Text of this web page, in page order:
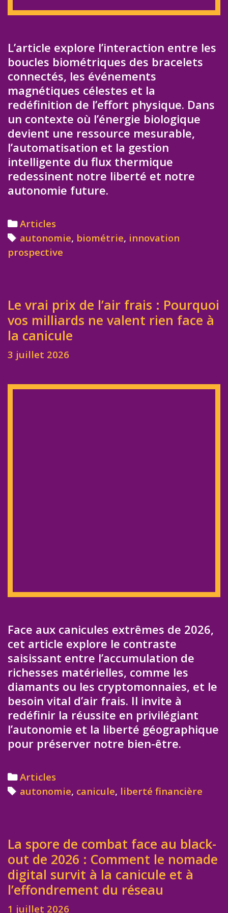
L’article explore l’interaction entre les
boucles biométriques des bracelets
connectés, les événements
magnétiques célestes et la
redéfinition de l’effort physique. Dans
un contexte où l’énergie biologique
devient une ressource mesurable,
l’automatisation et la gestion
intelligente du flux thermique
redessinent notre liberté et notre
autonomie future.
Categories
Articles
Tags
autonomie, biométrie, innovation
prospective
Le vrai prix de l’air frais : Pourquoi
vos milliards ne valent rien face à
la canicule
3 juillet 2026
Face aux canicules extrêmes de 2026,
cet article explore le contraste
saisissant entre l’accumulation de
richesses matérielles, comme les
diamants ou les cryptomonnaies, et le
besoin vital d’air frais. Il invite à
redéfinir la réussite en privilégiant
l’autonomie et la liberté géographique
pour préserver notre bien-être.
Categories
Articles
Tags
autonomie, canicule, liberté financière
La spore de combat face au black-
out de 2026 : Comment le nomade
digital survit à la canicule et à
l’effondrement du réseau
1 juillet 2026